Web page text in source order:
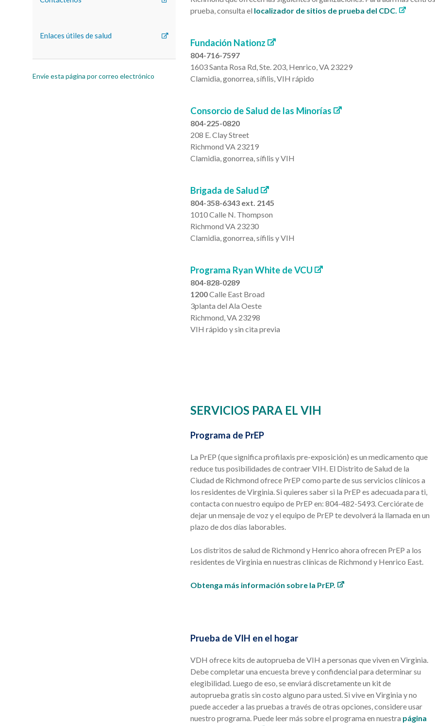
Enlaces útiles de salud
Envíe esta página por correo electrónico
prueba, consulta el localizador de sitios de prueba del CDC
Fundación Nationz
804-716-7597
1603 Santa Rosa Rd, Ste. 203, Henrico, VA 23229
Clamidia, gonorrea, sífilis, VIH rápido
Consorcio de Salud de las Minorías
804-225-0820
208 E. Clay Street
Richmond VA 23219
Clamidia, gonorrea, sífilis y VIH
Brigada de Salud
804-358-6343 ext. 2145
1010 Calle N. Thompson
Richmond VA 23230
Clamidia, gonorrea, sífilis y VIH
Programa Ryan White de VCU
804-828-0289
1200Calle East Broad
3planta del Ala Oeste
Richmond, VA 23298
VIH rápido y sin cita previa
SERVICIOS PARA EL VIH
Programa de PrEP
La PrEP (que significa profilaxis pre-exposición) es un medicamento que
reduce tus posibilidades de contraer VIH. El Distrito de Salud de la
Ciudad de Richmond ofrece PrEP como parte de sus servicios clínicos a
los residentes de Virginia. Si quieres saber si la PrEP es adecuada para ti,
contacta con nuestro equipo de PrEP en: 804-482-5493. Cerciórate de
dejar un mensaje de voz y el equipo de PrEP te devolverá la llamada en un
plazo de dos días laborables.
Los distritos de salud de Richmond y Henrico ahora ofrecen PrEP a los
residentes de Virginia en nuestras clínicas de Richmond y Henrico East.
Obtenga más información sobre la PrEP.
Prueba de VIH en el hogar
VDH ofrece kits de autoprueba de VIH a personas que viven en Virginia.
Debe completar una encuesta breve y confidencial para determinar su
elegibilidad. Luego de eso, se enviará discretamente un kit de
autoprueba gratis sin costo alguno para usted. Si vive en Virginia y no
puede acceder a las pruebas a través de otras opciones, considere usar
nuestro programa. Puede leer más sobre el programa en nuestra página